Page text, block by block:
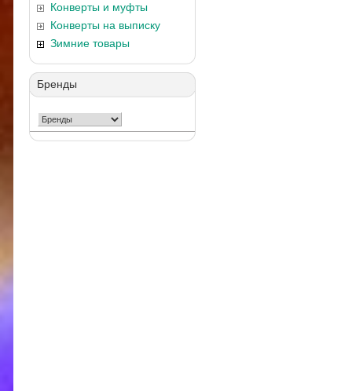
Конверты и муфты
Конверты на выписку
Зимние товары
Бренды